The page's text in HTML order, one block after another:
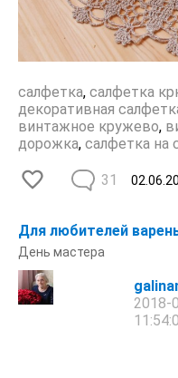
салфетка, салфетка
декоративная
винтажное кружево,
дорожка, салфетка на
31
Для любителей
День мастера
2018-